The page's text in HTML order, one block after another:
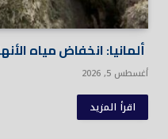
ألمانيا: انخفاض مياه
أغسطس 5, 2026
اقرأ المزيد